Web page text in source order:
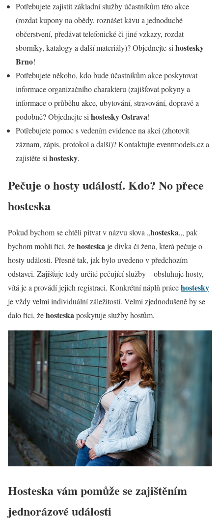
Potřebujete zajistit základní služby účastníkům této akce
(rozdat kupony na obědy, roznášet kávu a jednoduché
občerstvení, předávat telefonické či jiné vzkazy, rozdat
sborníky, katalogy a další materiály)? Objednejte si hostesky
Brno!
Potřebujete někoho, kdo bude účastníkům akce poskytovat
informace organizačního charakteru (zajišťovat pokyny a
informace o průběhu akce, ubytování, stravování, dopravě a
podobně? Objednejte si hostesky Ostrava!
Potřebujete pomoc s vedením evidence na akci (zhotovit
záznam, zápis, protokol a další)? Kontaktujte eventmodels.cz a
zajistěte si hostesky.
Pečuje o hosty událostí. Kdo? No přece
hosteska
Pokud bychom se chtěli pitvat v názvu slova „hosteska„, pak
bychom mohli říci, žehosteskaje dívka či žena, která pečuje o
hosty události. Přesně tak, jak bylo uvedeno v předchozím
odstavci. Zajišťuje tedy určité pečující služby – obsluhuje hosty,
vítá je a provádí jejich registraci. Konkrétní náplň prácehostesky
je vždy velmi individuální záležitostí. Velmi zjednodušeně by se
dalo říci, žehosteskaposkytuje služby hostům.
Hosteska vám pomůže se zajištěním
jednorázové události